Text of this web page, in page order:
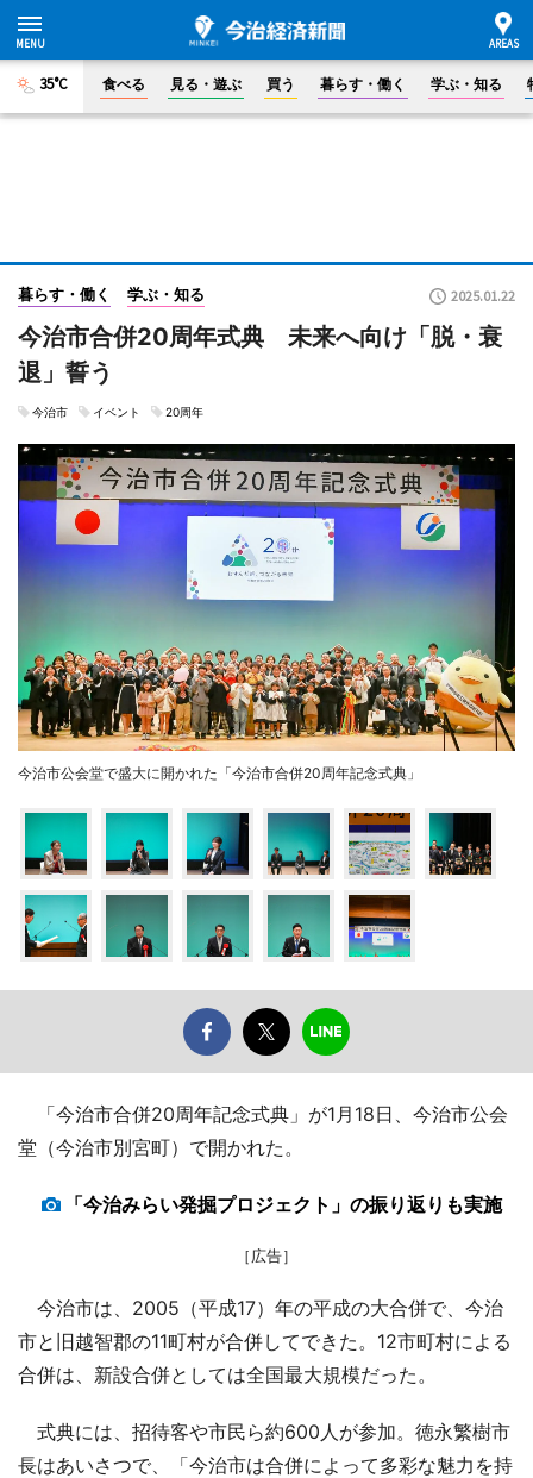
35°C 食べる 見る・遊ぶ 買う 暮らす・働く 学ぶ・知る
暮らす・働く 学ぶ・知る 2025.01.22
今治市合併20周年式典 未来へ向け「脱・衰
退」誓う
今治市 イベント 20周年
今治市公会堂で盛大に開かれた「今治市合併20周年記念式典」
「今治市合併20周年記念式典」が1月18日、今治市公会
堂（今治市別宮町）で開かれた。
「今治みらい発掘プロジェクト」の振り返りも実施
［広告］
今治市は、2005（平成17）年の平成の大合併で、今治
市と旧越智郡の11町村が合併してできた。12市町村による
合併は、新設合併としては全国最大規模だった。
式典には、招待客や市民ら約600人が参加。徳永繁樹市
長はあいさつで、「今治市は合併によって多彩な魅力を持